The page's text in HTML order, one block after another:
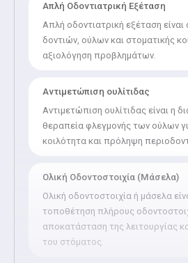
Απλή Οδοντιατρική Εξέταση
Απλή οδοντιατρική εξέταση είναι
δοντιών, ούλων και στοματικής
αξιολόγηση προβλημάτων.
Αντιμετώπιση ουλίτιδας
Αντιμετώπιση ουλίτιδας είναι η
θεραπεία φλεγμονής των ούλων
κοιλότητα και πρόληψη
Ολική Οδοντοστοιχία (Μάσελα)
Ολική οδοντοστοιχία ή μάσελα
τοποθέτηση πλήρους
αποκατάσταση της λειτουργίας
του στόματος.